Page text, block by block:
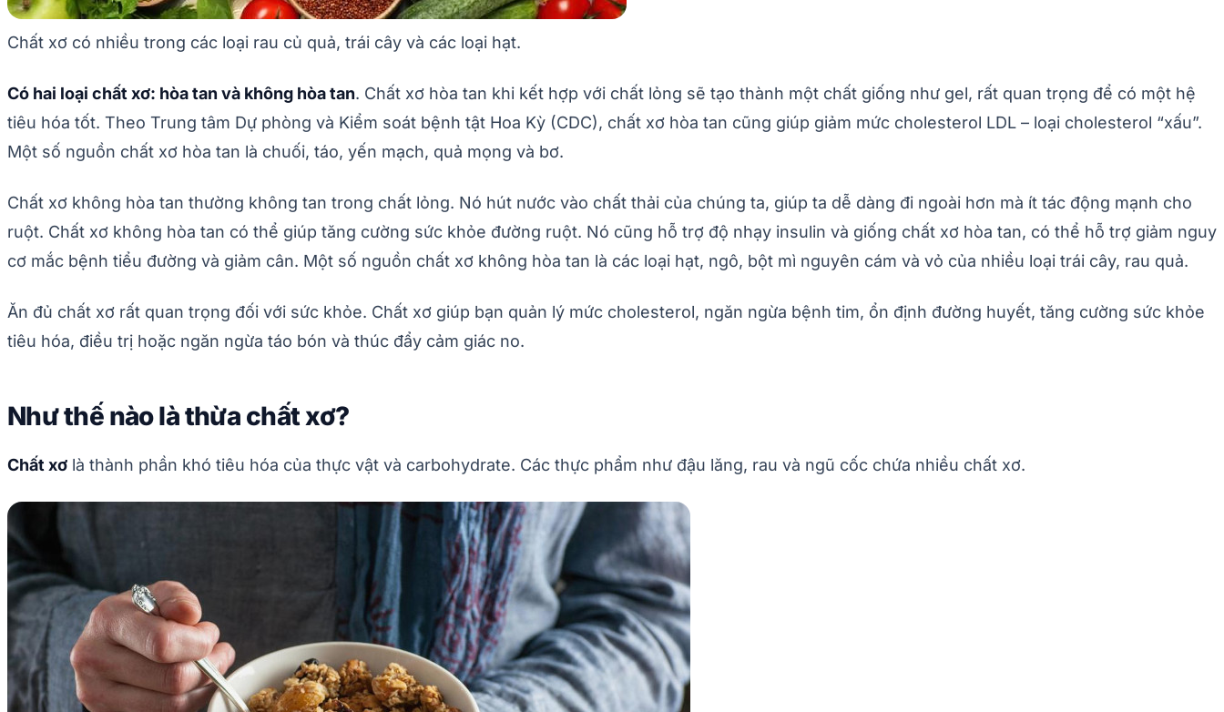
Chất xơ có nhiều trong các loại rau củ quả, trái cây và các loại hạt.
Có hai loại chất xơ: hòa tan và không hòa tan. Chất xơ hòa tan khi kết hợp với chất lỏng sẽ tạo thành một chất giống như gel, rất quan trọng để có một hệ
tiêu hóa tốt. Theo Trung tâm Dự phòng và Kiểm soát bệnh tật Hoa Kỳ (CDC), chất xơ hòa tan cũng giúp giảm mức cholesterol LDL – loại cholesterol “xấu”.
Một số nguồn chất xơ hòa tan là chuối, táo, yến mạch, quả mọng và bơ.
Chất xơ không hòa tan thường không tan trong chất lỏng. Nó hút nước vào chất thải của chúng ta, giúp ta dễ dàng đi ngoài hơn mà ít tác động mạnh cho
ruột. Chất xơ không hòa tan có thể giúp tăng cường sức khỏe đường ruột. Nó cũng hỗ trợ độ nhạy insulin và giống chất xơ hòa tan, có thể hỗ trợ giảm nguy
cơ mắc bệnh tiểu đường và giảm cân. Một số nguồn chất xơ không hòa tan là các loại hạt, ngô, bột mì nguyên cám và vỏ của nhiều loại trái cây, rau quả.
Ăn đủ chất xơ rất quan trọng đối với sức khỏe. Chất xơ giúp bạn quản lý mức cholesterol, ngăn ngừa bệnh tim, ổn định đường huyết, tăng cường sức khỏe
tiêu hóa, điều trị hoặc ngăn ngừa táo bón và thúc đẩy cảm giác no.
Như thế nào là thừa chất xơ?
Chất xơ là thành phần khó tiêu hóa của thực vật và carbohydrate. Các thực phẩm như đậu lăng, rau và ngũ cốc chứa nhiều chất xơ.